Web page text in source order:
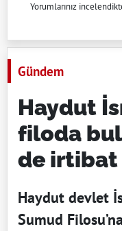
Yorumlarınız
Gündem
Haydut
filoda
de irtibat
Haydut devlet
Sumud